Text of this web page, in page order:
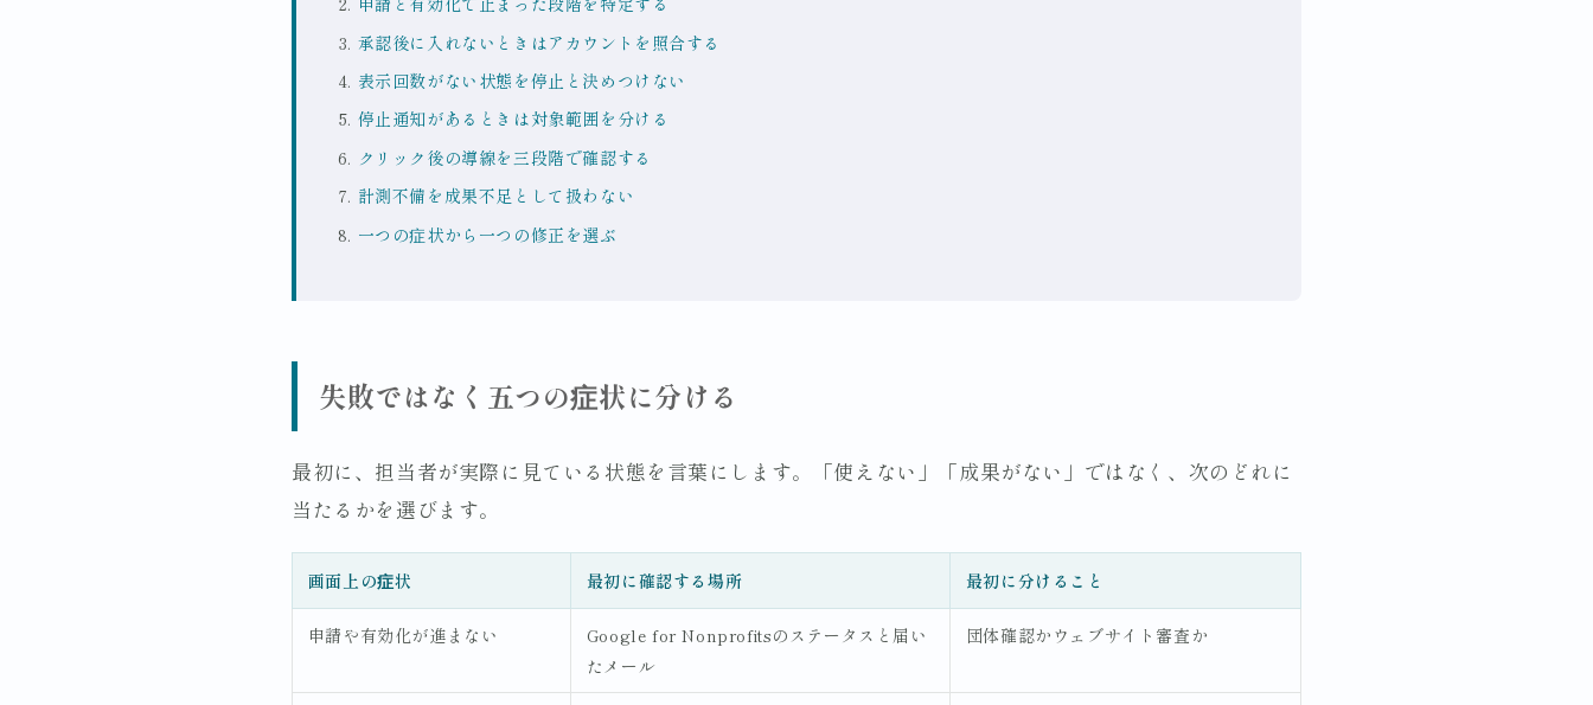
承認後に入れないときはアカウントを照合する
表示回数がない状態を停止と決めつけない
停止通知があるときは対象範囲を分ける
クリック後の導線を三段階で確認する
計測不備を成果不足として扱わない
一つの症状から一つの修正を選ぶ
失敗ではなく五つの症状に分ける
最初に、担当者が実際に見ている状態を言葉にします。「使えない」「成果がない」ではなく、次のどれに
当たるかを選びます。
画面上の症状 最初に確認する場所 最初に分けること
申請や有効化が進まない
Google for Nonprofitsのステータスと届い
たメール
団体確認かウェブサイト審査か